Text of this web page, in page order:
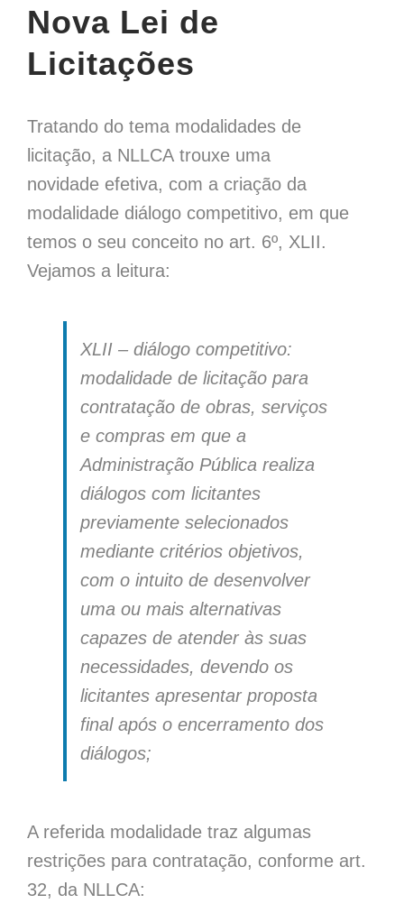
Nova Lei de
Licitações
Tratando do tema modalidades de
licitação, a NLLCA trouxe uma
novidade efetiva, com a criação da
modalidade diálogo competitivo, em que
temos o seu conceito no art. 6º, XLII.
Vejamos a leitura:
XLII – diálogo competitivo:
modalidade de licitação para
contratação de obras, serviços
e compras em que a
Administração Pública realiza
diálogos com licitantes
previamente selecionados
mediante critérios objetivos,
com o intuito de desenvolver
uma ou mais alternativas
capazes de atender às suas
necessidades, devendo os
licitantes apresentar proposta
final após o encerramento dos
diálogos;
A referida modalidade traz algumas
restrições para contratação, conforme art.
32, da NLLCA: